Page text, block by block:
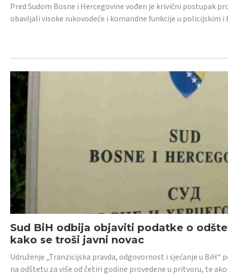
Pred Sudom Bosne i Hercegovine vođen je krivični postupak
obavljali visoke rukovodeće i komandne funkcije u policijskim
Sud BiH odbija objaviti podatke o
kako se troši javni novac
Udruženje „Tranzicijska pravda, odgovornost i sjećanje u
na odštetu za više od četiri godine provedene u pritvoru, te